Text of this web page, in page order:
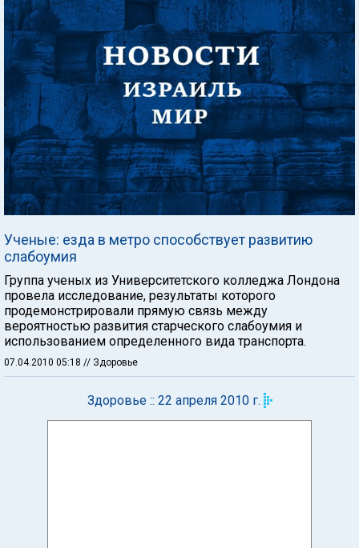
Ученые: езда в метро способствует развитию
слабоумия
Группа ученых из Университетского колледжа Лондона
провела исследование, результаты которого
продемонстрировали прямую связь между
вероятностью развития старческого слабоумия и
использованием определенного вида транспорта.
07.04.2010 05:18 // Здоровье
Здоровье :: 22 апреля 2010 г.